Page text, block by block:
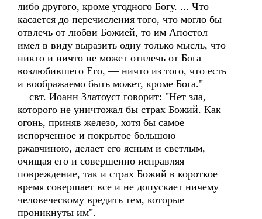
либо другого, кроме угодного Богу. ... Что
касается до перечисления того, что могло бы
отвлечь от любви Божией, то им Апостол
имел в виду выразить одну только мысль, что
никто и ничто не может отвлечь от Бога
возлюбившего Его, — ничто из того, что есть
и воображаемо быть может, кроме Бога."
свт. Иоанн Златоуст говорит: "Нет зла,
которого не уничтожал бы страх Божий. Как
огонь, приняв железо, хотя бы самое
испорченное и покрытое большою
ржавчиною, делает его ясным и светлым,
очищая его и совершенно исправляя
повреждение, так и страх Божий в короткое
время совершает все и не допускает ничему
человеческому вредить тем, которые
проникнуты им".